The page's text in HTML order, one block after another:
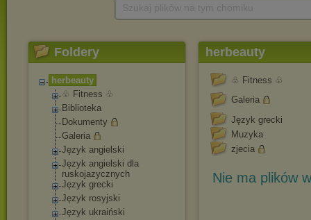
Foldery
herbeauty
♧ Fitness ♧
Biblioteka
Dokumenty
Galeria
Język angielski
Język angielski dla
ruskojazycznych
Język grecki
Język rosyjski
Język ukraiński
herbeauty
♧ Fitness ♧
Galeria
Język grecki
Muzyka
zjecia
Nie ma plików